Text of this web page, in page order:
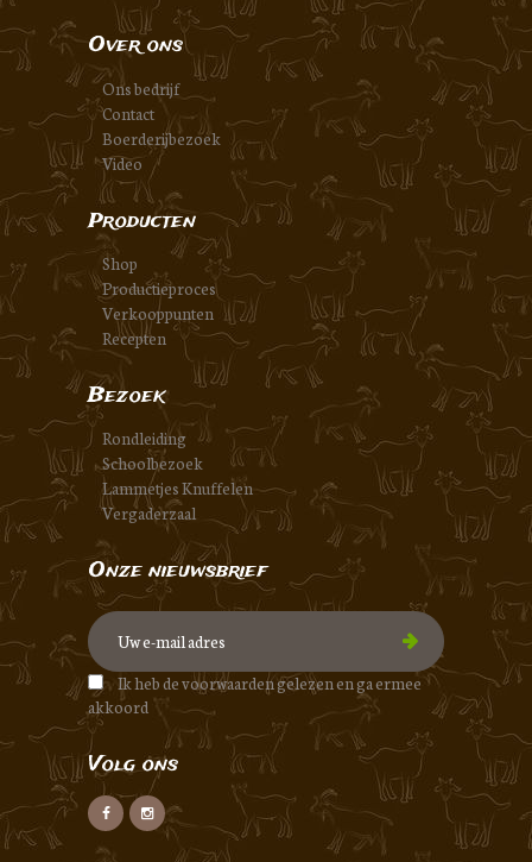
Over ons
Ons bedrijf
Contact
Boerderijbezoek
Video
Producten
Shop
Productieproces
Verkooppunten
Recepten
Bezoek
Rondleiding
Schoolbezoek
Lammetjes Knuffelen
Vergaderzaal
Onze nieuwsbrief
Ik heb de voorwaarden gelezen en ga ermee
akkoord
Volg ons